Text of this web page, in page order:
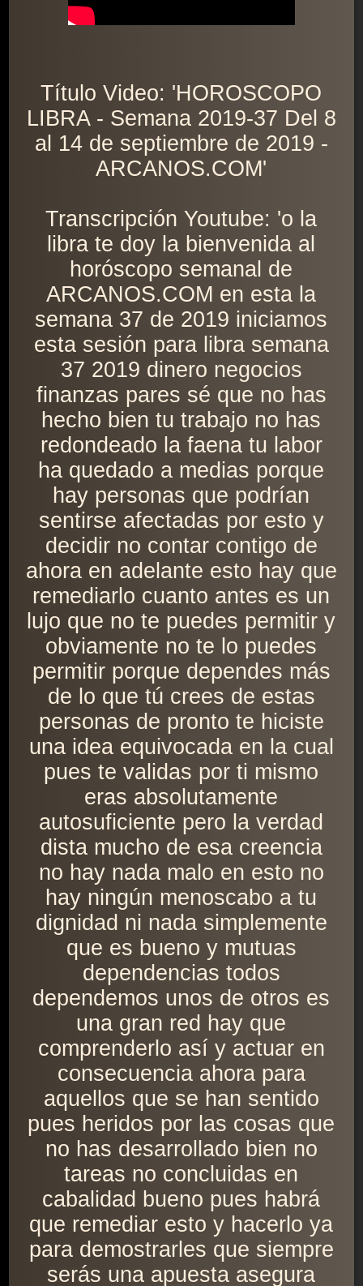
Título Video: 'HOROSCOPO
LIBRA - Semana 2019-37 Del 8
al 14 de septiembre de 2019 -
ARCANOS.COM'
Transcripción Youtube: 'o la
libra te doy la bienvenida al
horóscopo semanal de
ARCANOS.COM en esta la
semana 37 de 2019 iniciamos
esta sesión para libra semana
37 2019 dinero negocios
finanzas pares sé que no has
hecho bien tu trabajo no has
redondeado la faena tu labor
ha quedado a medias porque
hay personas que podrían
sentirse afectadas por esto y
decidir no contar contigo de
ahora en adelante esto hay que
remediarlo cuanto antes es un
lujo que no te puedes permitir y
obviamente no te lo puedes
permitir porque dependes más
de lo que tú crees de estas
personas de pronto te hiciste
una idea equivocada en la cual
pues te validas por ti mismo
eras absolutamente
autosuficiente pero la verdad
dista mucho de esa creencia
no hay nada malo en esto no
hay ningún menoscabo a tu
dignidad ni nada simplemente
que es bueno y mutuas
dependencias todos
dependemos unos de otros es
una gran red hay que
comprenderlo así y actuar en
consecuencia ahora para
aquellos que se han sentido
pues heridos por las cosas que
no has desarrollado bien no
tareas no concluidas en
cabalidad bueno pues habrá
que remediar esto y hacerlo ya
para demostrarles que siempre
serás una apuesta asegura